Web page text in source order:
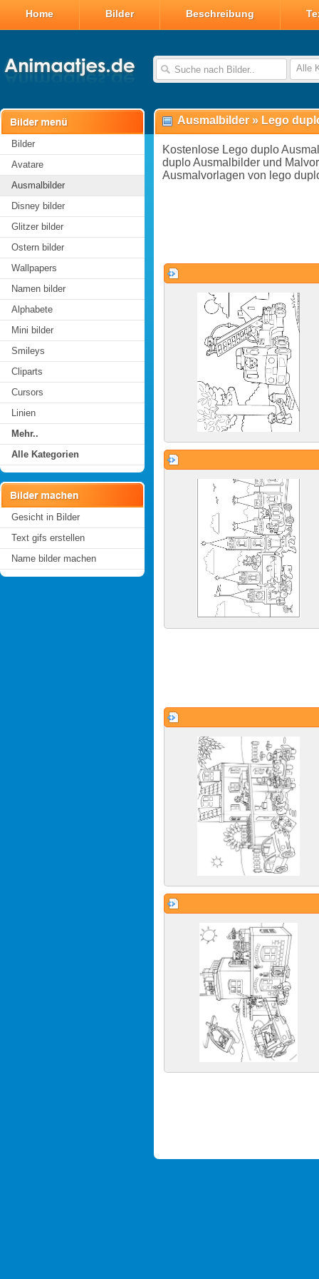
Home Bilder Beschreibung
Alle
Bilder
Avatare
Ausmalbilder
Disney bilder
Glitzer bilder
Ostern bilder
Wallpapers
Namen bilder
Alphabete
Mini bilder
Smileys
Cliparts
Cursors
Linien
Mehr..
Alle Kategorien
Gesicht in Bilder
Text gifs erstellen
Name bilder machen
Ausmalbilder » Lego
Kostenlose Lego duplo
duplo Ausmalbilder und
Ausmalvorlagen von lego